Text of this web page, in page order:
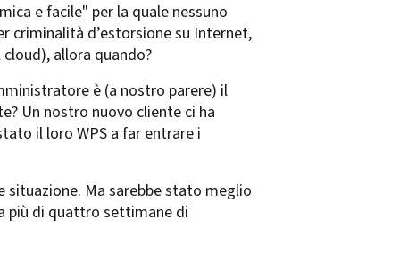
e facile" per la quale nessuno
criminalità d’estorsione su Internet,
allora quando?
è (a nostro parere) il
Un nostro nuovo cliente ci ha
il loro WPS a far entrare i
Ma sarebbe stato meglio
più di quattro settimane di